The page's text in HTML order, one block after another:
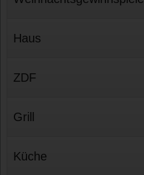
Haus
ZDF
Grill
Küche